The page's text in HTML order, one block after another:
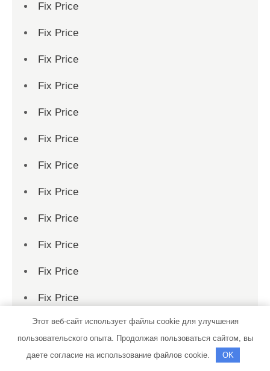
Fix Price
Fix Price
Fix Price
Fix Price
Fix Price
Fix Price
Fix Price
Fix Price
Fix Price
Fix Price
Fix Price
Fix Price
Fix Price
Fix Price
Этот веб-сайт использует файлы cookie для улучшения
пользовательского опыта. Продолжая пользоваться сайтом, вы
даете согласие на использование файлов cookie.
OK